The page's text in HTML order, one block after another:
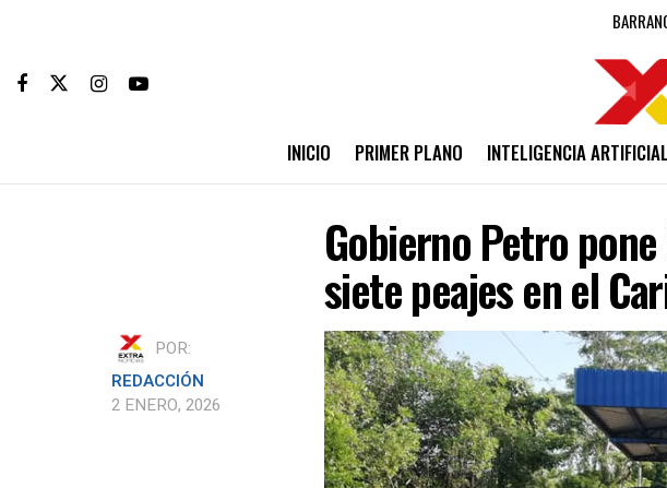
INICIO PRIMER PLANO INTELIGENCIA ARTIFICIAL
Gobierno Petro
siete peajes en el
POR:
REDACCIÓN
2 ENERO, 2026